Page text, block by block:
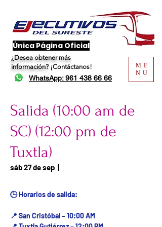
​Única Página Oficial
¿Desea obtener más
información? ¡Contáctanos!
WhatsApp: 961 438 66 66
ME
NU
Salida (10:00 am de
SC) (12:00 pm de
Tuxtla)
sáb 27 de sep
  |
🕒 Horarios de salida:
📍 San Cristóbal – 10:00 AM